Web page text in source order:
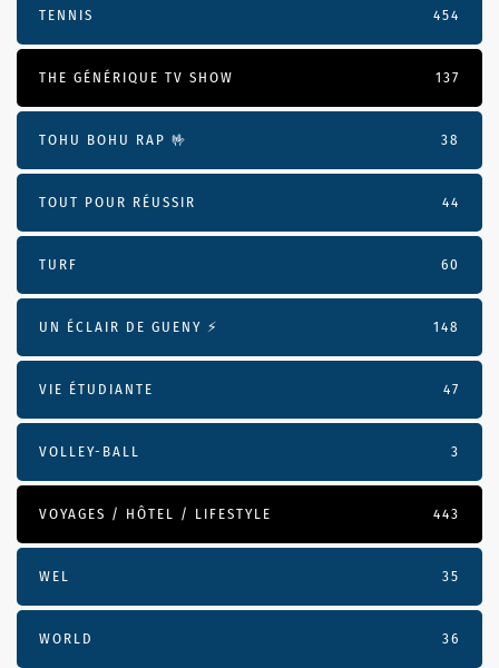
TENNIS 454
THE GÉNÉRIQUE TV SHOW 137
TOHU BOHU RAP 🤟 38
TOUT POUR RÉUSSIR 44
TURF 60
UN ÉCLAIR DE GUENY ⚡️ 148
VIE ÉTUDIANTE 47
VOLLEY-BALL 3
VOYAGES / HÔTEL / LIFESTYLE 443
WEL 35
WORLD 36